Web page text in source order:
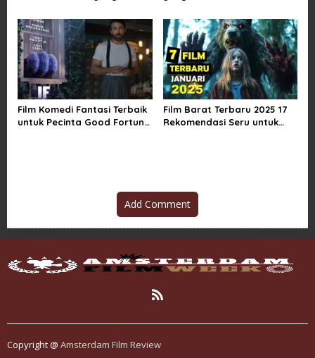
Film Komedi Fantasi Terbaik
untuk Pecinta Good Fortune
Film Barat Terbaru 2025 17
Rekomendasi Seru untuk
Add Comment
Copyright @ Amsterdam Film Review